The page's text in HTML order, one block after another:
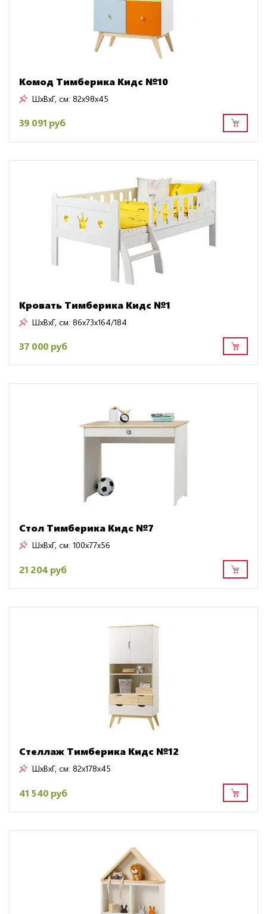
Комод Тимберика Кидс №10
ШxВxГ, см: 82x98x45
39 091 руб
Кровать Тимберика Кидс №1
ШxВxГ, см: 86x73x164/184
37 000 руб
Стол Тимберика Кидс №7
ШxВxГ, см: 100x77x56
21 204 руб
Стеллаж Тимберика Кидс №12
ШxВxГ, см: 82x178x45
41 540 руб